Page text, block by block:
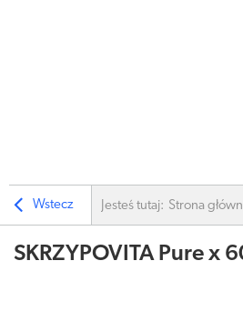
Wstecz Jesteś tutaj: Strona
SKRZYPOVITA Pure x